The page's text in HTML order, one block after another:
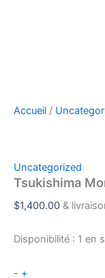
Accueil /
Uncategorized
Tsukishima
$1,400.00 &
Disponibilité : 1 en
- +